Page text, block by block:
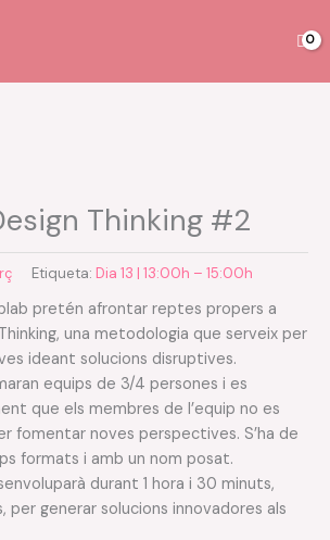
Thinking #2
Etiqueta: Dia 13 | 13:00h – 15:00h
pretén afrontar reptes propers a
una metodologia que serveix per
ideant solucions disruptives.
equips de 3/4 persones i es
que els membres de l’equip no es
fomentar noves perspectives. S’ha de
formats i amb un nom posat.
durant 1 hora i 30 minuts,
per generar solucions innovadores als